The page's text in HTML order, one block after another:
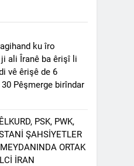
OLSUN
ku îro
ali Îranê ba êrişî li
vê êrişê de 6
Pêşmerge birîndar
PSK, PWK,
ŞAHSİYETLER
ORTAK
İRAN